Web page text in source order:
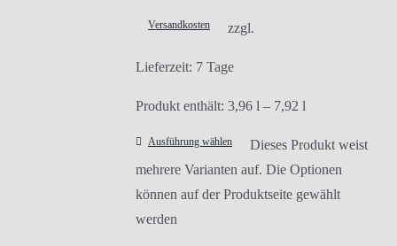
zzgl.
Versandkosten
Lieferzeit: 7 Tage
Produkt enthält: 3,96 l – 7,92 l
Ausführung wählen
Dieses Produkt weist
mehrere Varianten auf. Die Optionen
können auf der Produktseite gewählt
werden